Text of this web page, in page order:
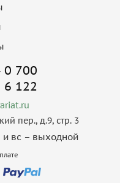
0 700
6 122
пер., д.9, стр. 3
и вс – выходной